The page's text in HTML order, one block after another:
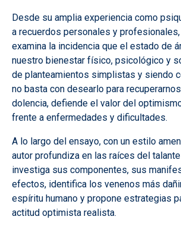
Desde su amplia experiencia como
a recuerdos personales y
examina la incidencia que el estado de
nuestro bienestar físico, psicológico y
de planteamientos simplistas y siendo
no basta con desearlo para
dolencia, defiende el valor del
frente a enfermedades y dificultades.
A lo largo del ensayo, con un estilo
autor profundiza en las raíces del
investiga sus componentes, sus
efectos, identifica los venenos más
espíritu humano y propone estrategias
actitud optimista realista.